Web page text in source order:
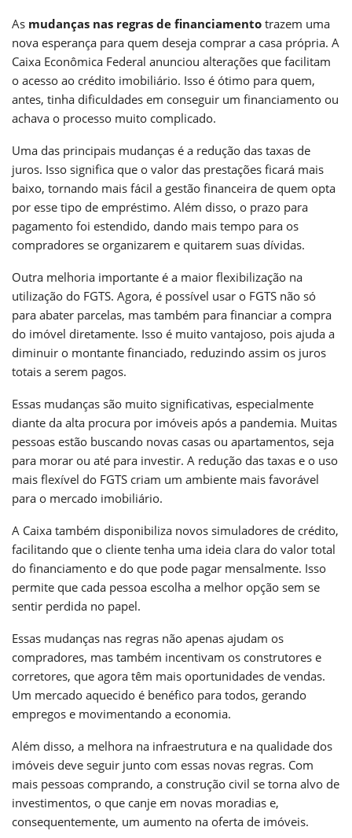
As mudanças nas regras de financiamento trazem uma
nova esperança para quem deseja comprar a casa própria. A
Caixa Econômica Federal anunciou alterações que facilitam
o acesso ao crédito imobiliário. Isso é ótimo para quem,
antes, tinha dificuldades em conseguir um financiamento ou
achava o processo muito complicado.
Uma das principais mudanças é a redução das taxas de
juros. Isso significa que o valor das prestações ficará mais
baixo, tornando mais fácil a gestão financeira de quem opta
por esse tipo de empréstimo. Além disso, o prazo para
pagamento foi estendido, dando mais tempo para os
compradores se organizarem e quitarem suas dívidas.
Outra melhoria importante é a maior flexibilização na
utilização do FGTS. Agora, é possível usar o FGTS não só
para abater parcelas, mas também para financiar a compra
do imóvel diretamente. Isso é muito vantajoso, pois ajuda a
diminuir o montante financiado, reduzindo assim os juros
totais a serem pagos.
Essas mudanças são muito significativas, especialmente
diante da alta procura por imóveis após a pandemia. Muitas
pessoas estão buscando novas casas ou apartamentos, seja
para morar ou até para investir. A redução das taxas e o uso
mais flexível do FGTS criam um ambiente mais favorável
para o mercado imobiliário.
A Caixa também disponibiliza novos simuladores de crédito,
facilitando que o cliente tenha uma ideia clara do valor total
do financiamento e do que pode pagar mensalmente. Isso
permite que cada pessoa escolha a melhor opção sem se
sentir perdida no papel.
Essas mudanças nas regras não apenas ajudam os
compradores, mas também incentivam os construtores e
corretores, que agora têm mais oportunidades de vendas.
Um mercado aquecido é benéfico para todos, gerando
empregos e movimentando a economia.
Além disso, a melhora na infraestrutura e na qualidade dos
imóveis deve seguir junto com essas novas regras. Com
mais pessoas comprando, a construção civil se torna alvo de
investimentos, o que canje em novas moradias e,
consequentemente, um aumento na oferta de imóveis.